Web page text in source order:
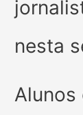
nesta
Alunos